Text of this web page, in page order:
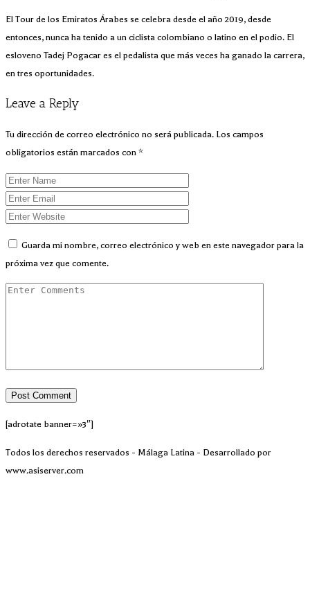
El Tour de los Emiratos Árabes se celebra desde el año 2019, desde
entonces, nunca ha tenido a un ciclista colombiano o latino en el podio. El
esloveno Tadej Pogacar es el pedalista que más veces ha ganado la carrera,
en tres oportunidades.
Leave a Reply
Tu dirección de correo electrónico no será publicada. Los campos
obligatorios están marcados con *
Guarda mi nombre, correo electrónico y web en este navegador para la
próxima vez que comente.
[adrotate banner=»3″]
Todos los derechos reservados - Málaga Latina - Desarrollado por
www.asiserver.com